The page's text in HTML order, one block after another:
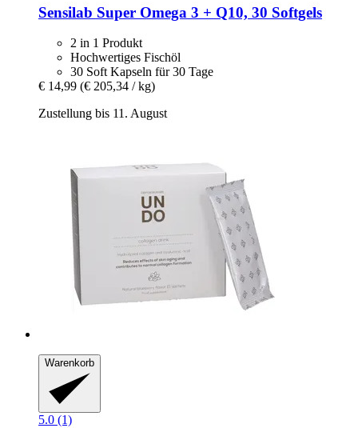
Sensilab Super Omega 3 + Q10, 30 Softgels
2 in 1 Produkt
Hochwertiges Fischöl
30 Soft Kapseln für 30 Tage
€ 14,99 (€ 205,34 / kg)
Zustellung bis 11. August
Warenkorb
5.0 (1)